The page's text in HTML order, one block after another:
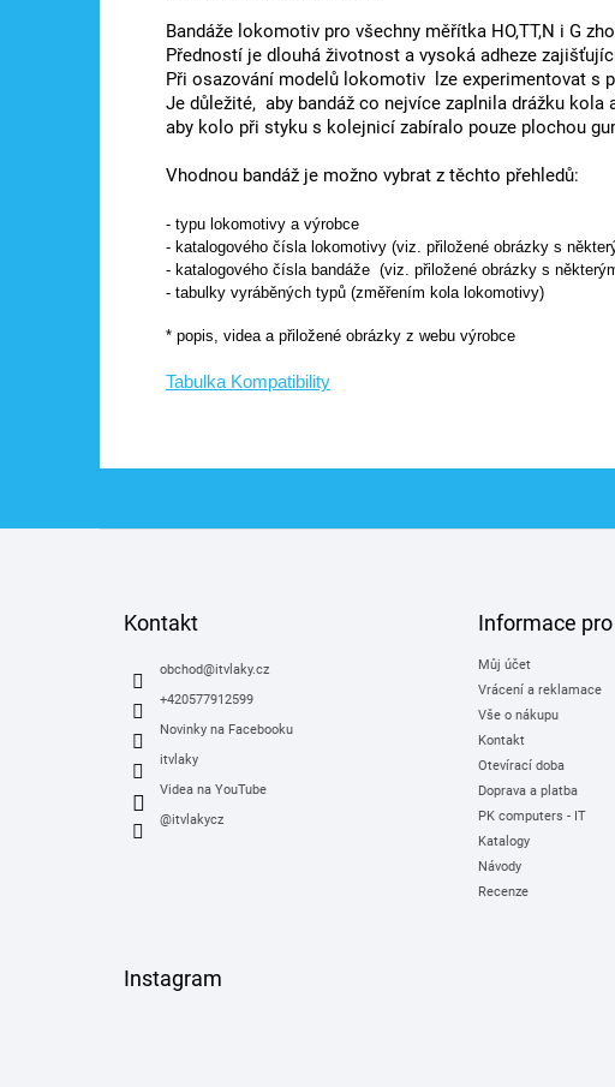
Bandáže lokomotiv pro všechny měřítka HO,TT,N i G
Předností je dlouhá životnost a vysoká adheze
Při osazování modelů lokomotiv lze experimentovat s
Je důležité, aby bandáž co nejvíce zaplnila drážku kola
aby kolo při styku s kolejnicí zabíralo pouze plochou
Vhodnou bandáž je možno vybrat z těchto přehledů:
- typu lokomotivy a výrobce
- katalogového čísla lokomotivy (viz. přiložené obrázky s
- katalogového čísla bandáže (viz. přiložené obrázky s
- tabulky vyráběných typů (změřením kola lokomotivy)
* popis, videa a přiložené obrázky z webu výrobce
Tabulka Kompatibility
Kontakt
obchod@itvlaky.cz
+420577912599
Novinky na Facebooku
itvlaky
Videa na YouTube
@itvlakycz
Informace
Můj účet
Vrácení a reklamace
Vše o nákupu
Kontakt
Otevírací doba
Doprava a platba
PK computers - IT
Katalogy
Návody
Recenze
Instagram